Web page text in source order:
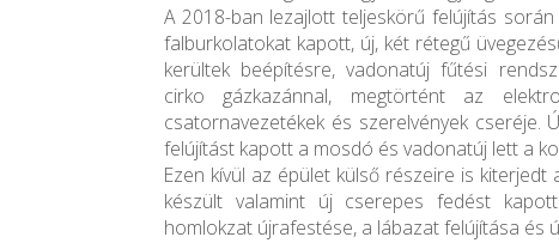
A 2018-ban lezajlott teljeskörű felújítás
falburkolatokat kapott, új, két rétegű
kerültek beépítésre, vadonatúj fűtési
cirko gázkazánnal, megtörtént az
csatornavezetékek és szerelvények cseréje.
felújítást kapott a mosdó és vadonatúj lett a
Ezen kívül az épület külső részeire is kiterjedt
készült valamint új cserepes fedést
homlokzat újrafestése, a lábazat felújítása és